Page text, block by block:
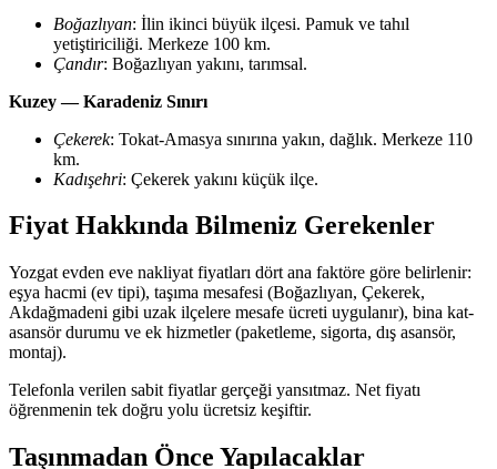
Boğazlıyan: İlin ikinci büyük ilçesi. Pamuk ve tahıl
yetiştiriciliği. Merkeze 100 km.
Çandır: Boğazlıyan yakını, tarımsal.
Kuzey — Karadeniz Sınırı
Çekerek: Tokat-Amasya sınırına yakın, dağlık. Merkeze 110
km.
Kadışehri: Çekerek yakını küçük ilçe.
Fiyat Hakkında Bilmeniz Gerekenler
Yozgat evden eve nakliyat fiyatları dört ana faktöre göre belirlenir:
eşya hacmi (ev tipi), taşıma mesafesi (Boğazlıyan, Çekerek,
Akdağmadeni gibi uzak ilçelere mesafe ücreti uygulanır), bina kat-
asansör durumu ve ek hizmetler (paketleme, sigorta, dış asansör,
montaj).
Telefonla verilen sabit fiyatlar gerçeği yansıtmaz. Net fiyatı
öğrenmenin tek doğru yolu ücretsiz keşiftir.
Taşınmadan Önce Yapılacaklar